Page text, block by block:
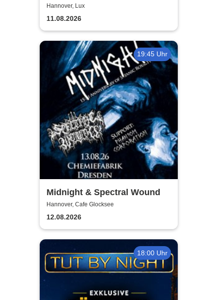
Hannover, Lux
11.08.2026
19:45 Uhr
Midnight & Spectral Wound
Hannover, Cafe Glocksee
12.08.2026
18:00 Uhr